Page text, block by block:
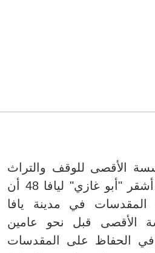
الأقصى للوقف والتراث
في مدينة يافا محمد أشقر "أبو غازي" ليافا 48 أن
في مدينة يافا
الأقصى قبل نحو عامين
الحفاظ على المقدسات